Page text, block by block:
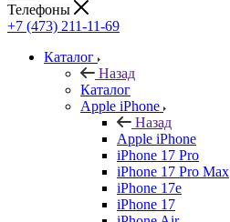
Телефоны
+7 (473) 211-11-69
Каталог
Назад
Каталог
Apple iPhone
Назад
Apple iPhone
iPhone 17 Pro
iPhone 17 Pro Max
iPhone 17e
iPhone 17